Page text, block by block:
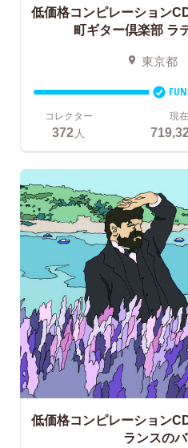
低価格コンピレーション
町ギター倶楽部 ラ
東京都
コレクター
372 人
現在
低価格コンピレーション
ランスのバ